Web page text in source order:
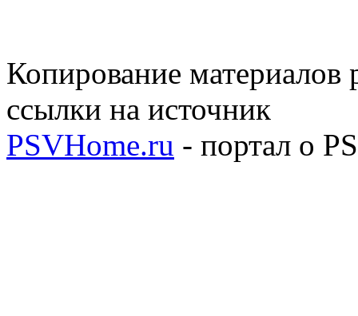
Копирование материалов
ссылки на источник
PSVHome.ru - портал о